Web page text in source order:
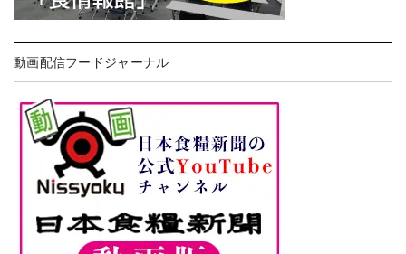
動画配信フードジャーナル